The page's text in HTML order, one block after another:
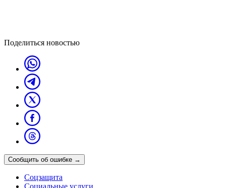
Поделиться новостью
Сообщить об ошибке →
Соцзащита